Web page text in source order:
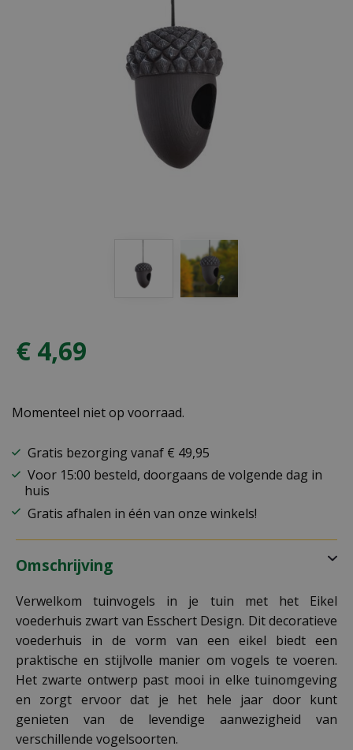
€ 4,69
Momenteel niet op voorraad.
Gratis bezorging vanaf € 49,95
Voor 15:00 besteld, doorgaans de volgende dag in
huis
Gratis afhalen in één van onze winkels!
Omschrijving
Verwelkom tuinvogels in je tuin met het Eikel
voederhuis zwart van Esschert Design. Dit decoratieve
voederhuis in de vorm van een eikel biedt een
praktische en stijlvolle manier om vogels te voeren.
Het zwarte ontwerp past mooi in elke tuinomgeving
en zorgt ervoor dat je het hele jaar door kunt
genieten van de levendige aanwezigheid van
verschillende vogelsoorten.